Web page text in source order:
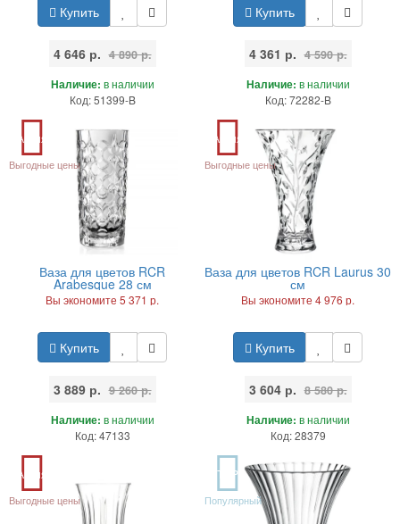
Купить
4 646 р. 4 890 р.
Наличие: в наличии
Код: 51399-B
Купить
4 361 р. 4 590 р.
Наличие: в наличии
Код: 72282-B
Акция
Выгодные цены
Ваза для цветов RCR
Arabesque 28 см
Вы экономите 5 371 р.
Купить
3 889 р. 9 260 р.
Наличие: в наличии
Код: 47133
Акция
Выгодные цены
Ваза для цветов RCR Laurus 30
см
Вы экономите 4 976 р.
Купить
3 604 р. 8 580 р.
Наличие: в наличии
Код: 28379
Акция
Выгодные цены
TOP
Популярный